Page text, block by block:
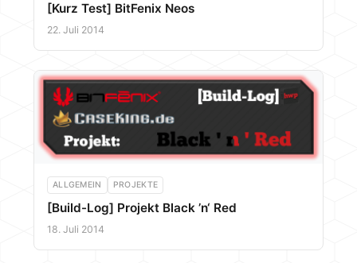
[Kurz Test] BitFenix Neos
22. Juli 2014
ALLGEMEIN PROJEKTE
[Build-Log] Projekt Black ’n‘ Red
18. Juli 2014